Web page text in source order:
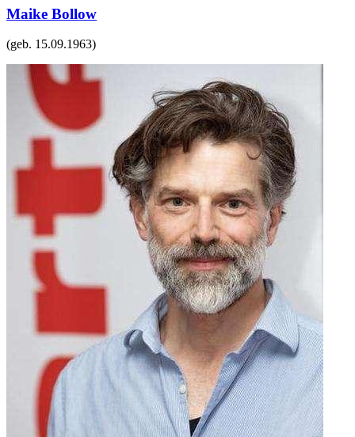
Maike Bollow
(geb. 15.09.1963)